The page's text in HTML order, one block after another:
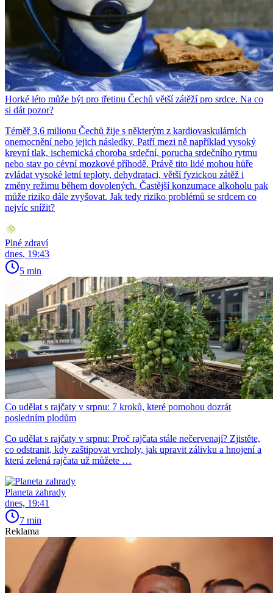
Horké léto může být pro třetinu Čechů větší zátěží pro srdce. Na co
si dát pozor?
Téměř 3,6 milionu Čechů žije s některým z kardiovaskulárních
onemocnění nebo jejich následky. Patří mezi ně například vysoký
krevní tlak, ischemická choroba srdeční, porucha srdečního rytmu
nebo stav po cévní mozkové příhodě. Právě tito lidé mohou hůře
zvládat vysoké letní teploty, dehydrataci, větší fyzickou zátěž i
změny režimu během dovolených. Častější konzumace alkoholu pak
může riziko dále zvyšovat. Jak tedy riziko problémů se srdcem co
nejvíc snížit?
Plné zdraví
dnes, 19:43
5 min
Co udělat s rajčaty v srpnu: 7 kroků, které pomohou dozrát
posledním plodům
Co udělat s rajčaty v srpnu: Proč rajčata stále nečervenají? Zjistěte,
co odstranit, kdy zaštipovat vrcholy, jak upravit zálivku a hnojení a
která zelená rajčata už můžete …
Planeta zahrady
dnes, 19:41
7 min
Reklama